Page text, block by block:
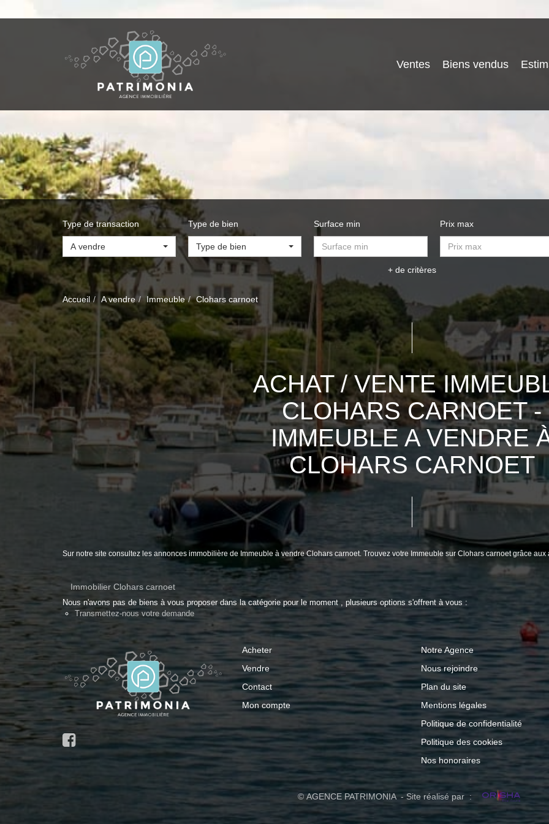
Ventes Biens vendus
Type de transaction
A vendre
Type de bien
Type de bien
Surface min Prix max
+ de critères
Accueil A vendre Immeuble Clohars carnoet
ACHAT / VENTE
CLOHARS CARNOET -
IMMEUBLE A VENDRE
CLOHARS CARNOET
Sur notre site consultez les annonces immobilière de Immeuble à vendre Clohars carnoet. Trouvez votre Immeuble sur Clohars carnoet grâce
Immobilier Clohars carnoet
Nous n'avons pas de biens à vous proposer dans la catégorie pour le moment , plusieurs options s'offrent à vous :
Transmettez-nous votre demande
Acheter
Vendre
Contact
Mon compte
Notre Agence
Nous rejoindre
Plan du site
Mentions légales
Politique de confidentialité
Politique des cookies
Nos honoraires
© AGENCE PATRIMONIA - Site réalisé par :